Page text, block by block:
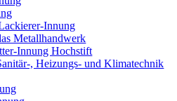
Innung
Metallhandwerk
Innung Hochstift
, Heizungs- und Klimatechnik